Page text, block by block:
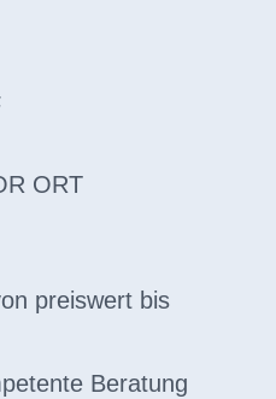
ORT
preiswert bis
Beratung